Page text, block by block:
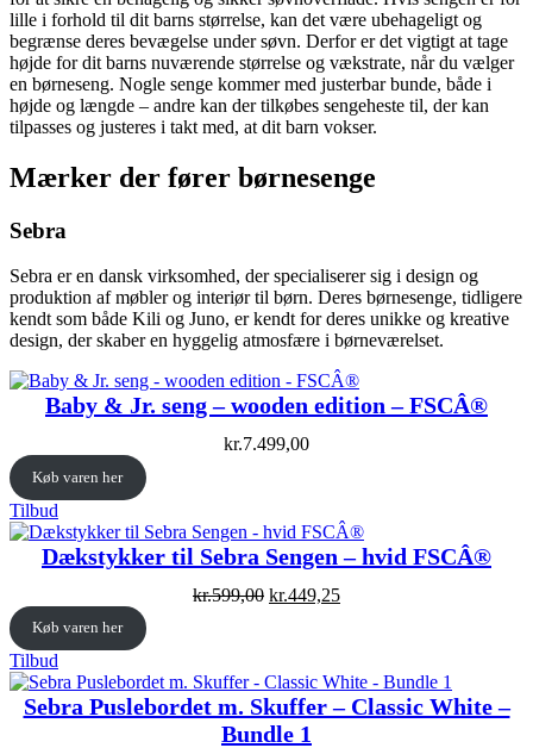
lille i forhold til dit barns størrelse, kan det være ubehageligt og
begrænse deres bevægelse under søvn. Derfor er det vigtigt at tage
højde for dit barns nuværende størrelse og vækstrate, når du vælger
en børneseng. Nogle senge kommer med justerbar bunde, både i
højde og længde – andre kan der tilkøbes sengeheste til, der kan
tilpasses og justeres i takt med, at dit barn vokser.
Mærker der fører børnesenge
Sebra
Sebra er en dansk virksomhed, der specialiserer sig i design og
produktion af møbler og interiør til børn. Deres børnesenge, tidligere
kendt som både Kili og Juno, er kendt for deres unikke og kreative
design, der skaber en hyggelig atmosfære i børneværelset.
Baby & Jr. seng – wooden edition – FSCÂ®
kr.7.499,00
Køb varen her
Tilbud
på
tilbud
Dækstykker til Sebra Sengen – hvid FSCÂ®
kr.599,00 Original
kr.449,25Current
Køb varen her
Tilbud
på
tilbud
Sebra Puslebordet m. Skuffer – Classic White –
Bundle 1